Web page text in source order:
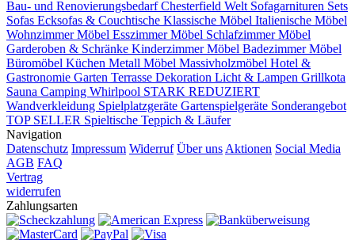
Bau- und RenovierungsbedarfChesterfield Welt Sofagarnituren Sets
Sofas Ecksofas & Couchtische Klassische Möbel Italienische Möbel
Wohnzimmer Möbel Esszimmer Möbel Schlafzimmer Möbel
Garderoben & Schränke Kinderzimmer Möbel Badezimmer Möbel
Büromöbel Küchen Metall Möbel Massivholzmöbel Hotel &
Gastronomie Garten Terrasse Dekoration Licht & Lampen Grillkota
Sauna Camping Whirlpool STARK REDUZIERT
Wandverkleidung Spielplatzgeräte Gartenspielgeräte Sonderangebot
TOP SELLER Spieltische Teppich & Läufer
Navigation
Datenschutz Impressum Widerruf Über uns Aktionen Social Media
AGB FAQ
Vertrag
widerrufen
Zahlungsarten